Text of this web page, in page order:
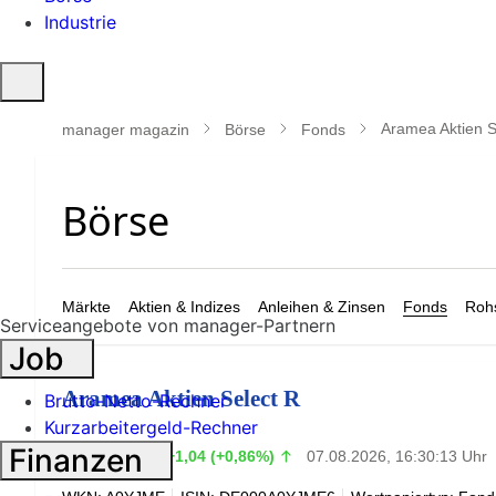
Industrie
öffnen
manager magazin Börse Fonds Aramea Aktien
Märkte Aktien & Indizes Anleihen & Zinsen Fonds
Aramea Aktien Select R
121,98 +1,04 (+0,86%) 07.08.2026, 16:30:13 Uhr
Serviceangebote von manager-Partnern
Job
Brutto-Netto-Rechner
Kurzarbeitergeld-Rechner
Finanzen